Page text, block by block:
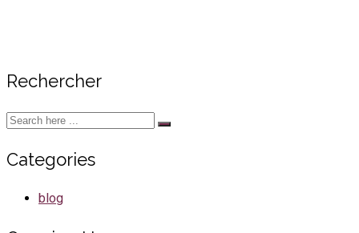
Rechercher
Categories
blog